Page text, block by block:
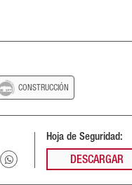
CONSTRUCCIÓN
Hoja de Seguridad:
DESCARGAR